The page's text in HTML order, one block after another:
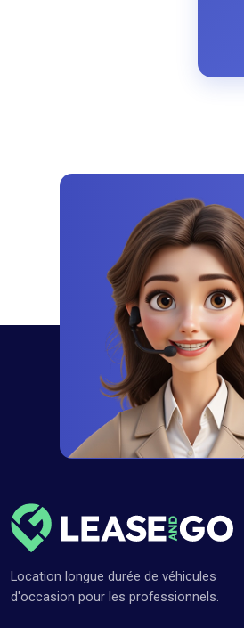
Location longue durée de véhicules
d'occasion pour les professionnels.